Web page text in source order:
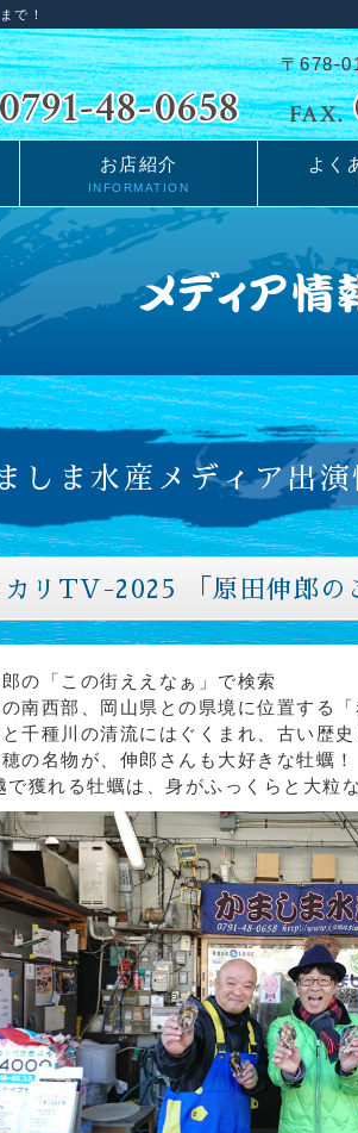
で！
〒678-
お店紹介
INFORMATION
よく
しま水産メディア出演
リTV-2025 「原田伸郎の
の「この街ええなぁ」で検索
南西部、岡山県との県境に位置する「
千種川の清流にはぐくまれ、古い歴
の名物が、伸郎さんも大好きな牡蠣！
獲れる牡蠣は、身がふっくらと大粒な